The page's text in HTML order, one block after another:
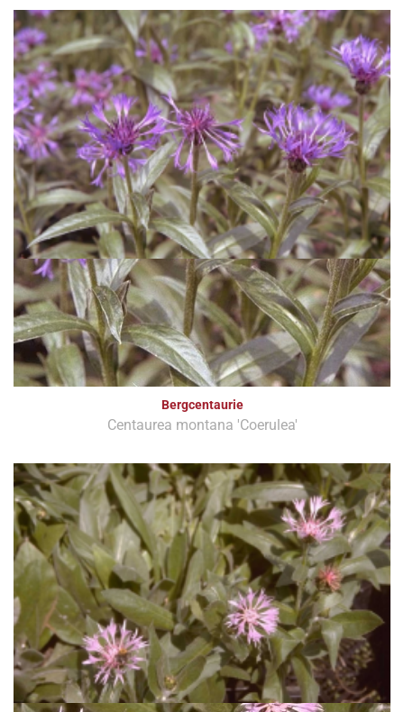
Bergcentaurie
Centaurea montana 'Coerulea'